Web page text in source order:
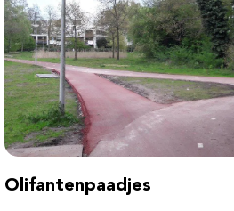
Olifantenpaadjes